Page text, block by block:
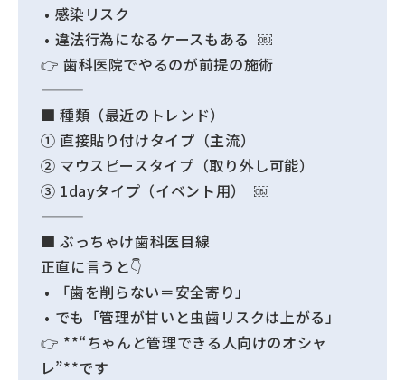
• 感染リスク
• 違法行為になるケースもある ￼
👉 歯科医院でやるのが前提の施術
■ 種類（最近のトレンド）
① 直接貼り付けタイプ（主流）
② マウスピースタイプ（取り外し可能）
③ 1dayタイプ（イベント用） ￼
■ ぶっちゃけ歯科医目線
正直に言うと👇
• 「歯を削らない＝安全寄り」
• でも「管理が甘いと虫歯リスクは上がる」
👉 **“ちゃんと管理できる人向けのオシャ
レ”**です